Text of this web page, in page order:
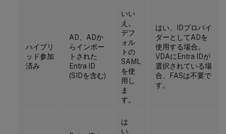
ハイブリ
ッド参加
済み
AD、ADか
らインポー
トされた
Entra ID
(SIDを含む)
いい
え。
デフ
ォル
トの
SAML
を使
用し
ま
す。
はい、IDプロバイ
ダーとしてADを
使用する場合。
VDAにEntra IDが
選択されている場
合、FASは不要で
す。
は
い、